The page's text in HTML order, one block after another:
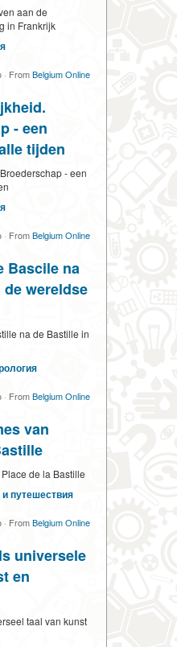
aan de
in Frankrijk
· FromBelgium Online
- een
tijden
- een
· FromBelgium Online
Bascile na
wereldse
na de Bastille in
· FromBelgium Online
van
de la Bastille
путешествия
· FromBelgium Online
universele
en
taal van kunst